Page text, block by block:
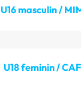
U16 masculin /
U18 feminin / CAF